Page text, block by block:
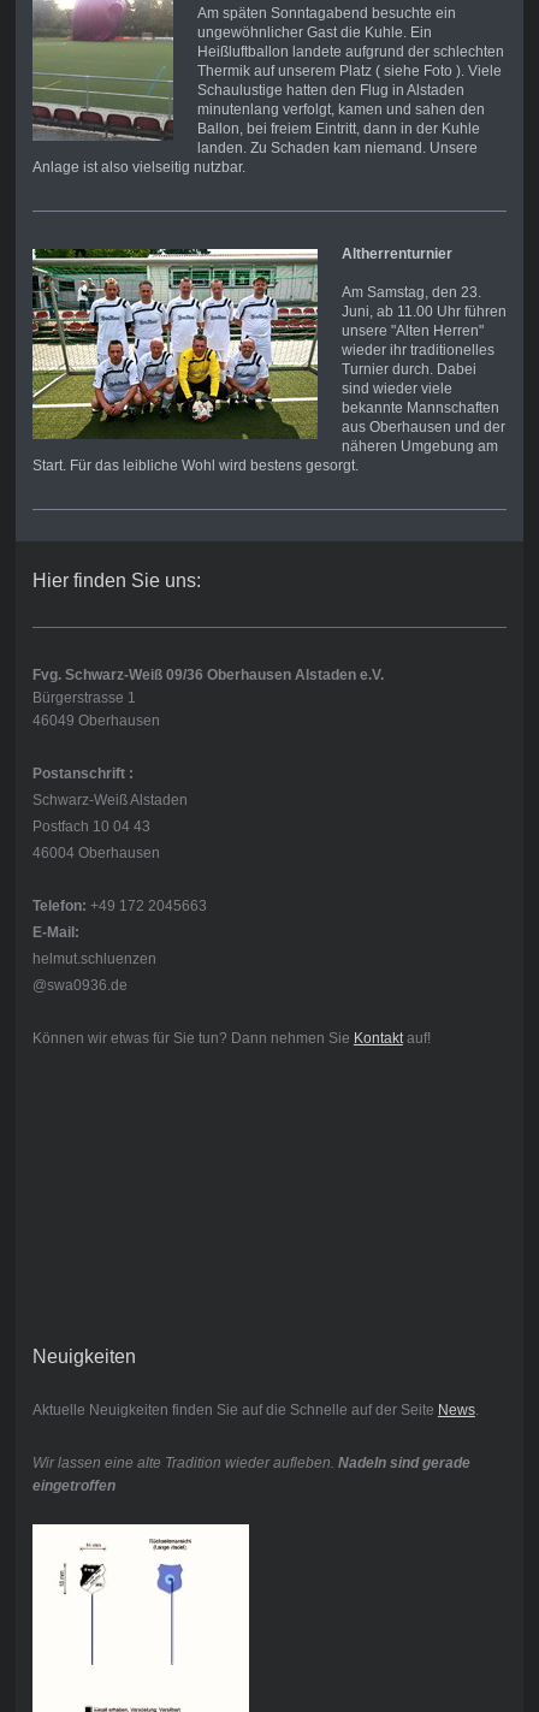
Am späten Sonntagabend besuchte ein
ungewöhnlicher Gast die Kuhle. Ein
Heißluftballon landete aufgrund der schlechten
Thermik auf unserem Platz ( siehe Foto ). Viele
Schaulustige hatten den Flug in Alstaden
minutenlang verfolgt, kamen und sahen den
Ballon, bei freiem Eintritt, dann in der Kuhle
landen. Zu Schaden kam niemand. Unsere
Anlage ist also vielseitig nutzbar.
Altherrenturnier
Am Samstag, den 23.
Juni, ab 11.00 Uhr führen
unsere "Alten Herren"
wieder ihr traditionelles
Turnier durch. Dabei
sind wieder viele
bekannte Mannschaften
aus Oberhausen und der
näheren Umgebung am
Start. Für das leibliche Wohl wird bestens gesorgt.
Hier finden Sie uns:
Fvg. Schwarz-Weiß 09/36 Oberhausen Alstaden e.V.
Bürgerstrasse 1
46049 Oberhausen
Postanschrift :
Schwarz-Weiß Alstaden
Postfach 10 04 43
46004 Oberhausen
Telefon: +49 172 2045663
E-Mail:
helmut.schluenzen
@swa0936.de
Können wir etwas für Sie tun? Dann nehmen Sie Kontaktauf!
Neuigkeiten
Aktuelle Neuigkeiten finden Sie auf die Schnelle auf der Seite News.
Wir lassen eine alte Tradition wieder aufleben. Nadeln sind gerade
eingetroffen